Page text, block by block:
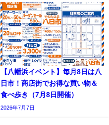
【八幡浜イベント】毎月8日は八
日市！商店街でお得な買い物＆
食べ歩き（7月8日開催）
2026年7月7日